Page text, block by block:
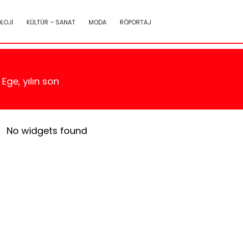
KÜLTÜR – SANAT MODA RÖPORTAJ
yılın son
No widgets found